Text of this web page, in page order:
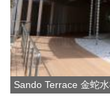
Sando Terrace 金蛇